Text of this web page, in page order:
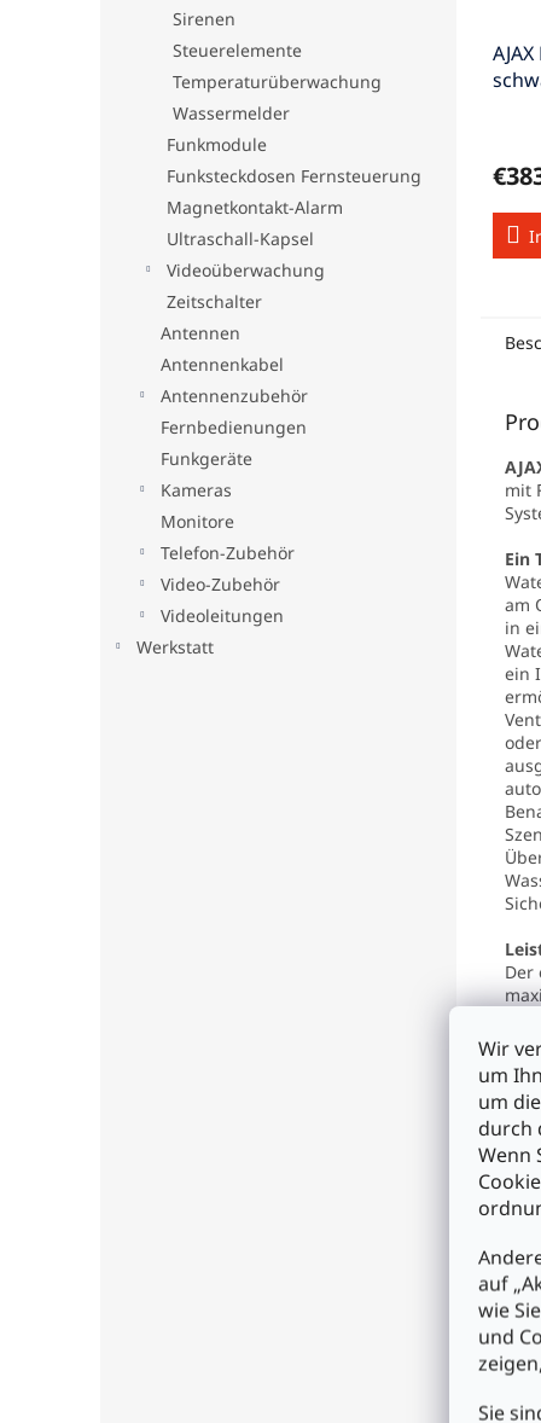
Wir
um
um
durch
Wenn
auf
wie
und
Sie
Sirenen
Steuerelemente
Temperaturüberwachung
Wassermelder
Funkmodule
Funksteckdosen Fernsteuerung
Magnetkontakt-Alarm
Ultraschall-Kapsel
Videoüberwachung
Zeitschalter
Antennen
Antennenkabel
Antennenzubehör
Fernbedienungen
Funkgeräte
Kameras
Monitore
Telefon-Zubehör
Video-Zubehör
Videoleitungen
Werkstatt
mit
Ein
am
in
ein
Der
Die
es
auf
Der